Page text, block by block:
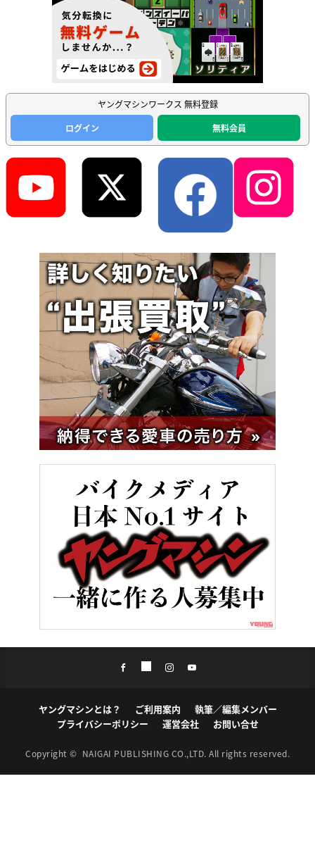
ヤングマシンワークス 無料登録
ログイン
無料会員
ヤングマシンとは？ ご利用案内
執筆／編集メンバー
プライバシーポリシー
運営会社 お問い合せ
Copyright © NAIGAI PUBLISHING CO.,LTD. All rights reserved.